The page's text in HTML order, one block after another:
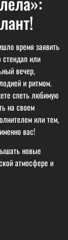
время заявить
или
вечер,
и ритмом.
спеть любимую
на своем
или тем,
вас!
новые
атмосфере и